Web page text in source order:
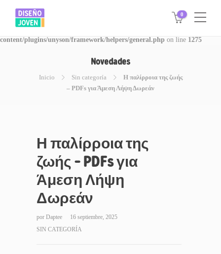
Warning: Invalid argument supplied for foreach() in
/www/disegnojoven.com.ar/htdocs/wp-
content/plugins/unyson/framework/helpers/general.php on line 1275
0
Novedades
Inicio Sin categoría
Η παλίρροια της ζωής
– PDFs για Άμεση Λήψη Δωρεάν
Η παλίρροια της
ζωής – PDFs για
Άμεση Λήψη
Δωρεάν
por Daptee
16 septiembre, 2025
SIN CATEGORÍA